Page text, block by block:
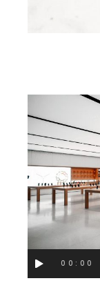
Audio
Player
00:00